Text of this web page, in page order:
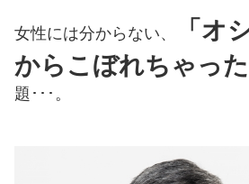
女性には分からない、
「オ
からこぼれちゃった
題･･･。